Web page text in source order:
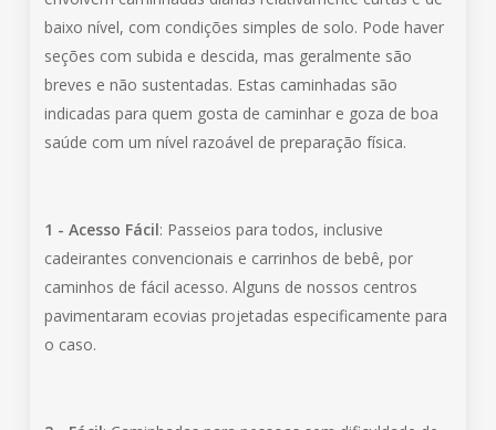
baixo nível, com condições simples de solo. Pode haver
seções com subida e descida, mas geralmente são
breves e não sustentadas. Estas caminhadas são
indicadas para quem gosta de caminhar e goza de boa
saúde com um nível razoável de preparação física.
1 - Acesso Fácil: Passeios para todos, inclusive
cadeirantes convencionais e carrinhos de bebê, por
caminhos de fácil acesso. Alguns de nossos centros
pavimentaram ecovias projetadas especificamente para
o caso.